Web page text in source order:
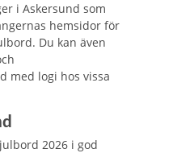
i Askersund som
hemsidor för
Du kan även
med logi hos vissa
2026 i god